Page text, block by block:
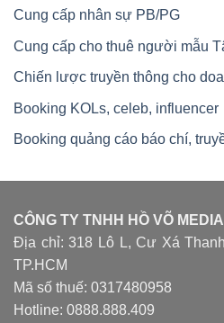
Cung cấp nhân sự PB/PG
Cung cấp cho thuê người mẫu
Chiến lược truyền thông cho
Booking KOLs, celeb, influencer
Booking quảng cáo báo chí,
CÔNG TY TNHH HỒ VÕ MEDIA
Địa chỉ: 318 Lô L, Cư Xá
TP.HCM
Mã số thuế: 0317480958
Hotline: 0888.888.409